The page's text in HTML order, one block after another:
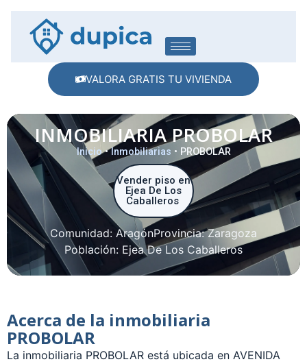
VALORA GRATIS TU VIVIENDA
INMOBILIARIA PROBOLAR
Inicio•Inmobiliarias • PROBOLAR
Vender piso en
Ejea De Los
Caballeros
Comunidad: AragónProvincia:Zaragoza
Población: Ejea De Los Caballeros
Acerca de la inmobiliaria
PROBOLAR
La inmobiliaria PROBOLAR está ubicada en AVENIDA